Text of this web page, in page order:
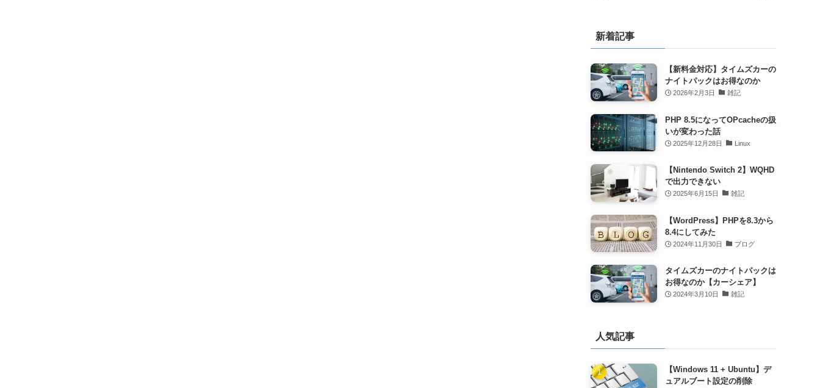
新着記事
【新料金対応】タイムズカーの
ナイトパックはお得なのか
2026年2月3日 雑記
PHP 8.5になってOPcacheの扱
いが変わった話
2025年12月28日 Linux
【Nintendo Switch 2】WQHD
で出力できない
2025年6月15日 雑記
【WordPress】PHPを8.3から
8.4にしてみた
2024年11月30日 ブログ
タイムズカーのナイトパックは
お得なのか【カーシェア】
2024年3月10日 雑記
人気記事
【Windows 11 + Ubuntu】デ
ュアルブート設定の削除